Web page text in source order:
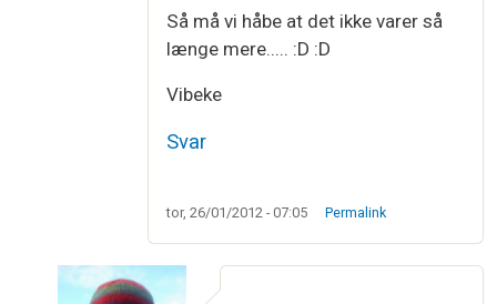
Så må vi håbe at det ikke varer så
længe mere..... :D :D
Vibeke
Svar
tor, 26/01/2012 - 07:05 Permalink